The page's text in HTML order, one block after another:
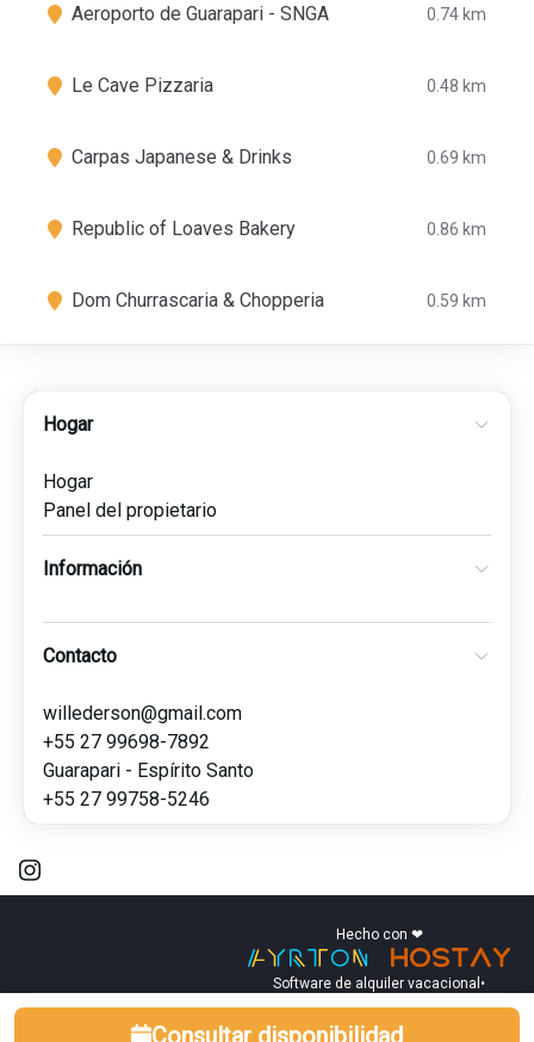
Aeroporto de Guarapari - SNGA 0.74 km
Le Cave Pizzaria 0.48 km
Carpas Japanese & Drinks 0.69 km
Republic of Loaves Bakery 0.86 km
Dom Churrascaria & Chopperia 0.59 km
Hogar
Hogar
Panel del propietario
Información
Contacto
willederson@gmail.com
+55 27 99698-7892
Guarapari - Espírito Santo
+55 27 99758-5246
Hecho con ❤
Software de alquiler vacacional •
Consultar disponibilidad